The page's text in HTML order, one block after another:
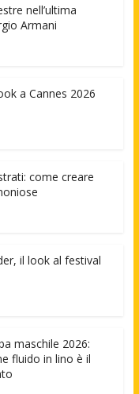
nell’ultima
Armani
a Cannes 2026
come creare
il look al festival
maschile 2026:
fluido in lino è il